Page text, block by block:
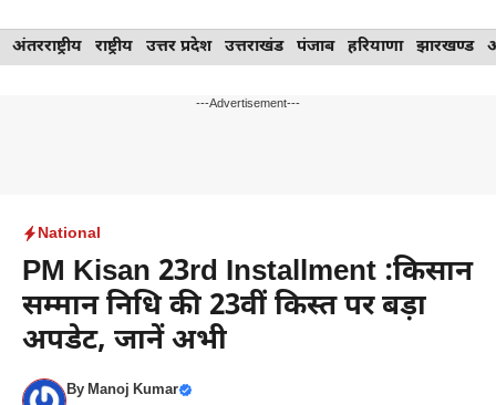
Skip
to
अंतरराष्ट्रीय राष्ट्रीय उत्तर प्रदेश उत्तराखंड पंजाब हरियाणा झारखण्ड
---Advertisement---
National
PM Kisan 23rd Installment :किसान
सम्मान निधि की 23वीं किस्त पर बड़ा
अपडेट, जानें अभी
ByManoj Kumar